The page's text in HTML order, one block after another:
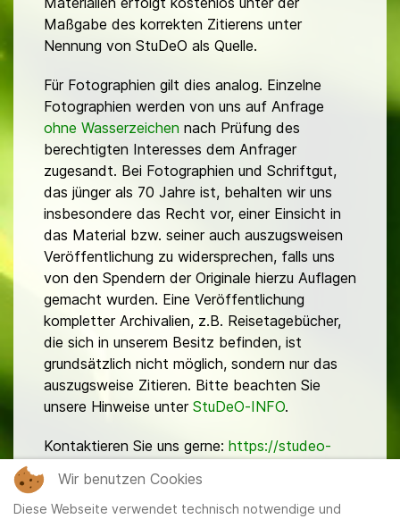
Maßgabe des korrekten Zitierens unter
Nennung von StuDeO als Quelle.
Für Fotographien gilt dies analog. Einzelne
Fotographien werden von uns auf Anfrage
ohne Wasserzeichen nach Prüfung des
berechtigten Interesses dem Anfrager
zugesandt. Bei Fotographien und Schriftgut,
das jünger als 70 Jahre ist, behalten wir uns
insbesondere das Recht vor, einer Einsicht in
das Material bzw. seiner auch auszugsweisen
Veröffentlichung zu widersprechen, falls uns
von den Spendern der Originale hierzu Auflagen
gemacht wurden. Eine Veröffentlichung
kompletter Archivalien, z.B. Reisetagebücher,
die sich in unserem Besitz befinden, ist
grundsätzlich nicht möglich, sondern nur das
auszugsweise Zitieren. Bitte beachten Sie
unsere Hinweise unter StuDeO-INFO.
Kontaktieren Sie uns gerne: https://studeo-
Wir benutzen Cookies
Diese Webseite verwendet technisch notwendige und